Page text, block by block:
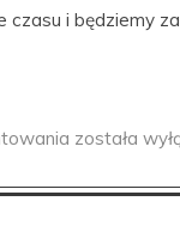
czasu i będziemy
została